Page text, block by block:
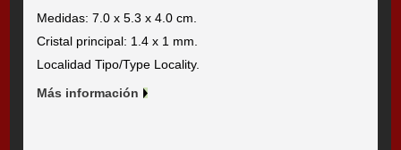
Medidas: 7.0 x 5.3 x 4.0 cm.
Cristal principal: 1.4 x 1 mm.
Localidad Tipo/Type Locality.
Más información